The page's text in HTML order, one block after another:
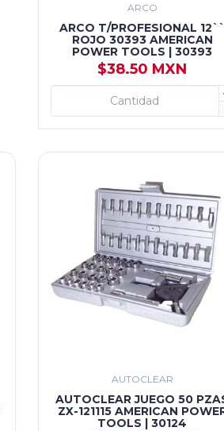
ARCO
ARCO T/PROFESIONAL 12``
ROJO 30393 AMERICAN
POWER TOOLS | 30393
$38.50 MXN
+ AGREGAR
AUTOCLEAR
AUTOCLEAR JUEGO 50
ZX-121115 AMERICAN
TOOLS | 30124